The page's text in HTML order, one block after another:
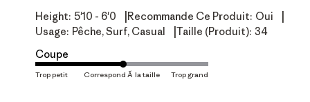
Height: 5'10 - 6'0 Recommande Ce Produit: Oui
Usage: Pêche, Surf, Casual Taille (produit): 34
Coupe